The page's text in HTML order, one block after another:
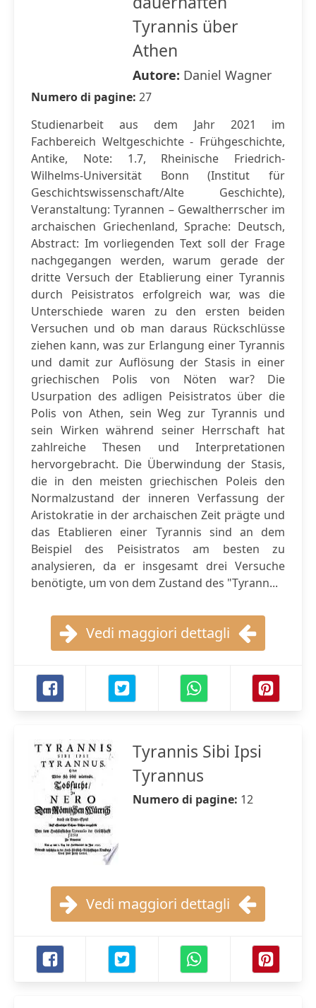
Tyrannis über
Athen
Autore: Daniel Wagner
Numero di pagine: 27
Studienarbeit aus dem Jahr 2021 im
Fachbereich Weltgeschichte - Frühgeschichte,
Antike, Note: 1.7, Rheinische Friedrich-
Wilhelms-Universität Bonn (Institut für
Geschichtswissenschaft/Alte Geschichte),
Veranstaltung: Tyrannen – Gewaltherrscher im
archaischen Griechenland, Sprache: Deutsch,
Abstract: Im vorliegenden Text soll der Frage
nachgegangen werden, warum gerade der
dritte Versuch der Etablierung einer Tyrannis
durch Peisistratos erfolgreich war, was die
Unterschiede waren zu den ersten beiden
Versuchen und ob man daraus Rückschlüsse
ziehen kann, was zur Erlangung einer Tyrannis
und damit zur Auflösung der Stasis in einer
griechischen Polis von Nöten war? Die
Usurpation des adligen Peisistratos über die
Polis von Athen, sein Weg zur Tyrannis und
sein Wirken während seiner Herrschaft hat
zahlreiche Thesen und Interpretationen
hervorgebracht. Die Überwindung der Stasis,
die in den meisten griechischen Poleis den
Normalzustand der inneren Verfassung der
Aristokratie in der archaischen Zeit prägte und
das Etablieren einer Tyrannis sind an dem
Beispiel des Peisistratos am besten zu
analysieren, da er insgesamt drei Versuche
benötigte, um von dem Zustand des "Tyrann...
Vedi maggiori dettagli
Tyrannis Sibi Ipsi
Tyrannus
Numero di pagine: 12
Vedi maggiori dettagli